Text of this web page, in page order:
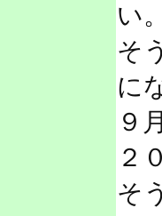
い。
そ
に
９
２
そ